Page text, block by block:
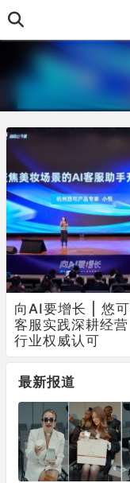
向AI要增长 | 悠
客服实践深耕经
行业权威认可
最新报道